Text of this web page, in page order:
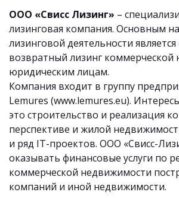
ООО «Свисс Лизинг» –
лизинговая компания. Основным
лизинговой деятельности
возвратный лизинг коммерческой
юридическим лицам.
Компания входит в группу
Lemures (www.lemures.eu).
это строительство и реализация
перспективе и жилой
и ряд IT-проектов. ООО «Свисс-
оказывать финансовые услуги по
коммерческой недвижимости
компаний и иной недвижимости.